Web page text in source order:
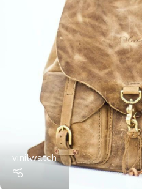
vinilwatch